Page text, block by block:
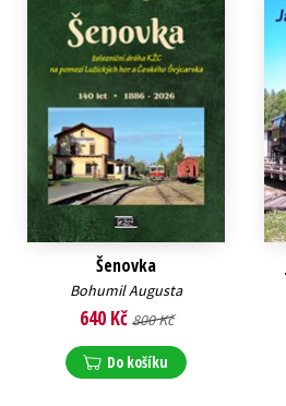
Šenovka
Bohumil Augusta
640 Kč 800 Kč
Do košíku